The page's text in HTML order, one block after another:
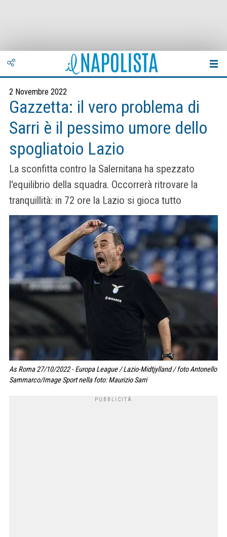
2 Novembre 2022
Gazzetta: il vero problema di
Sarri è il pessimo umore dello
spogliatoio Lazio
La sconfitta contro la Salernitana ha spezzato
l'equilibrio della squadra. Occorrerà ritrovare la
tranquillità: in 72 ore la Lazio si gioca tutto
As Roma 27/10/2022 - Europa League / Lazio-Midtjylland / foto Antonello
Sammarco/Image Sport nella foto: Maurizio Sarri